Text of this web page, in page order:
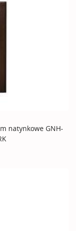
natynkowe GNH-